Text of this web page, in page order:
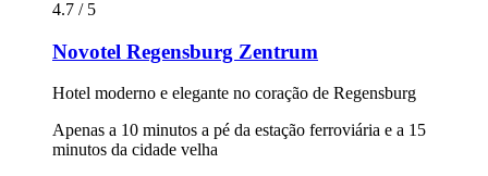
4.7 / 5
Novotel Regensburg Zentrum
Hotel moderno e elegante no coração de Regensburg
Apenas a 10 minutos a pé da estação ferroviária e a 15
minutos da cidade velha